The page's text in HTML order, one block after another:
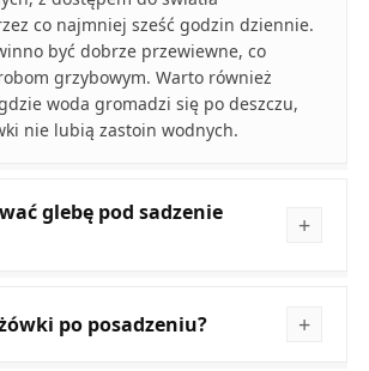
co najmniej sześć godzin dziennie.
być dobrze przewiewne, co
grzybowym. Warto również
woda gromadzi się po deszczu,
nie lubią zastoin wodnych.
glebę pod sadzenie
po posadzeniu?